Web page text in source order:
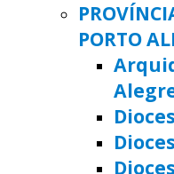
PORTO